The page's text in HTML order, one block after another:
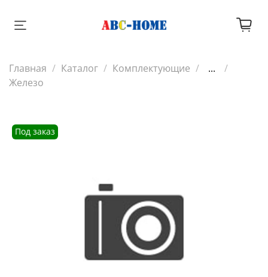
Главная Каталог Комплектующие
...
Железо
Под заказ